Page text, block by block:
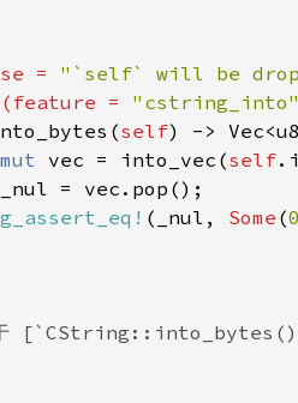
= "`self` will be
=
self) ->
mut vec = into_vec(self
_nul = vec.pop();
(_nul, Some (
[`CString::into_bytes()`]